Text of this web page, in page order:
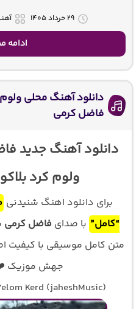
۲۹ خرداد ۱۴۰۵
ادامه
دانلود آهنگ محلی
فاضل کرمی
دانلود آهنگ جدید
ولوم کرد
برای دانلود اهنگ شنیدنی
“کامل” با صدایفاضل کرمی
جهش موزیک ❤️
Kerd (jaheshMusic)